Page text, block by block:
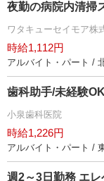
夜勤の病院内清掃
ワタキューセイモア株
時給1,112円
アルバイト・パート /
歯科助手/未経験
小泉歯科医院
時給1,226円
アルバイト・パート /
週2～3日勤務 エ